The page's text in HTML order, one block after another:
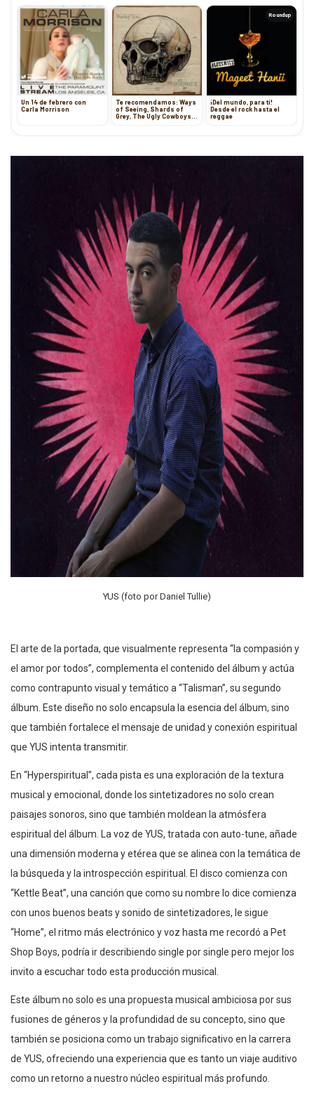
Un 14 de febrero con
Carla Morrison
Te recomendamos: Ways
of Seeing, Shards of
Grey, The Ugly Cowboys,
Roundup
¡Del mundo, para ti!
Desde el rock hasta el
reggae
YUS (foto por Daniel Tullie)
El arte de la portada, que visualmente representa “la compasión y
el amor por todos”, complementa el contenido del álbum y actúa
como contrapunto visual y temático a “Talisman”, su segundo
álbum. Este diseño no solo encapsula la esencia del álbum, sino
que también fortalece el mensaje de unidad y conexión espiritual
que YUS intenta transmitir.
En “Hyperspiritual”, cada pista es una exploración de la textura
musical y emocional, donde los sintetizadores no solo crean
paisajes sonoros, sino que también moldean la atmósfera
espiritual del álbum. La voz de YUS, tratada con auto-tune, añade
una dimensión moderna y etérea que se alinea con la temática de
la búsqueda y la introspección espiritual. El disco comienza con
“Kettle Beat”, una canción que como su nombre lo dice comienza
con unos buenos beats y sonido de sintetizadores, le sigue
“Home”, el ritmo más electrónico y voz hasta me recordó a Pet
Shop Boys, podría ir describiendo single por single pero mejor los
invito a escuchar todo esta producción musical.
Este álbum no solo es una propuesta musical ambiciosa por sus
fusiones de géneros y la profundidad de su concepto, sino que
también se posiciona como un trabajo significativo en la carrera
de YUS, ofreciendo una experiencia que es tanto un viaje auditivo
como un retorno a nuestro núcleo espiritual más profundo.